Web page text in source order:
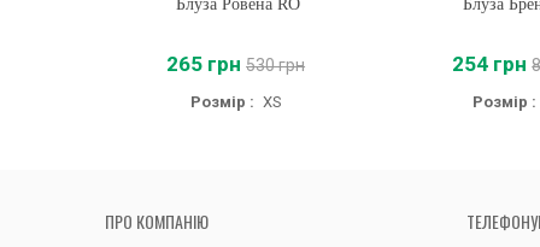
Блуза Ровена RO
265 грн 530 грн
Розмір : XS
Блуза
254 грн
Розмір :
ПРО КОМПАНІЮ